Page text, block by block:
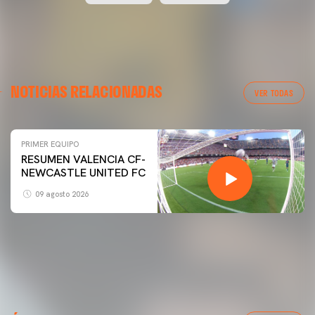
NOTICIAS RELACIONADAS VER TODAS
PRIMER EQUIPO
RESUMEN VALENCIA CF-
NEWCASTLE UNITED FC
09 agosto 2026
PRIMER EQUIPO
GALERÍA | VALENCIA CF - NEWCASTLE UNITED FC
54ª EDICIÓN TROFEU TARONJA